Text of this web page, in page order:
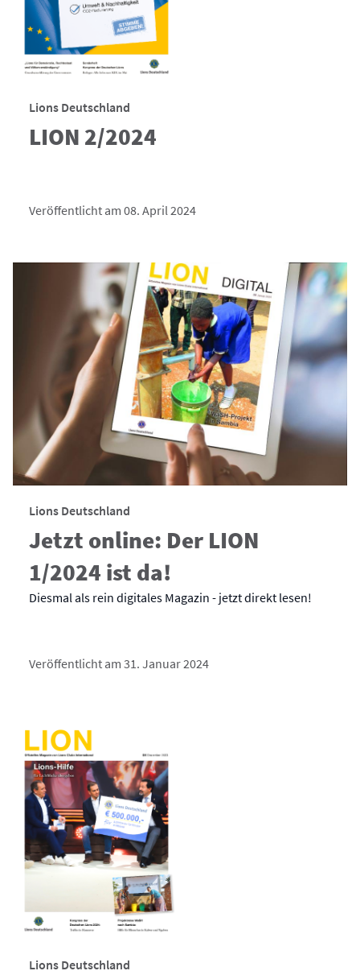
Lions Deutschland
LION 2/2024
Veröffentlicht am 08. April 2024
Lions Deutschland
Jetzt online: Der LION
1/2024 ist da!
Diesmal als rein digitales Magazin - jetzt direkt lesen!
Veröffentlicht am 31. Januar 2024
Lions Deutschland